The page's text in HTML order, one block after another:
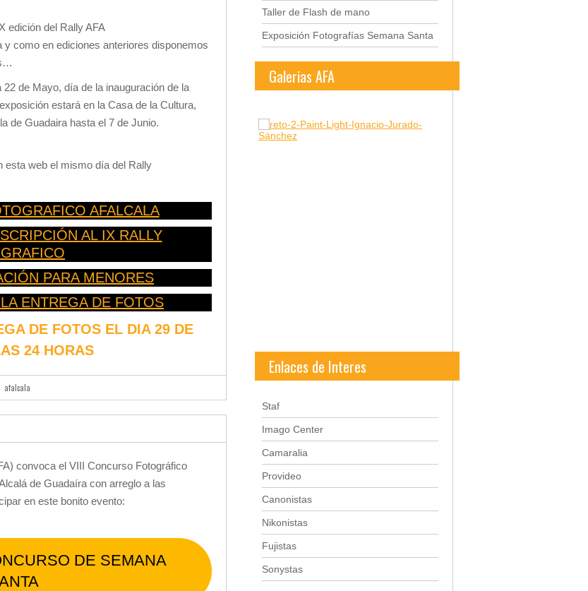
edición del Rally AFA
como en ediciones anteriores disponemos
de Mayo, día de la inauguración de la
estará en la Casa de la Cultura,
de Guadaira hasta el 7 de Junio.
esta web el mismo día del Rally
AFALCALA
AL IX RALLY
PARA MENORES
ENTREGA DE FOTOS
DE FOTOS EL DIA 29 DE
24 HORAS
afalcala
convoca el VIII Concurso Fotográfico
de Guadaíra con arreglo a las
en este bonito evento:
DE SEMANA
Taller de Flash de mano
Exposición Fotografías Semana Santa
Galerias AFA
Enlaces de Interes
Staf
Imago Center
Camaralia
Provideo
Canonistas
Nikonistas
Fujistas
Sonystas